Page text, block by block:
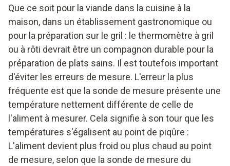
Que ce soit pour la viande dans la cuisine à la
maison, dans un établissement gastronomique ou
pour la préparation sur le gril : le thermomètre à gril
ou à rôti devrait être un compagnon durable pour la
préparation de plats sains. Il est toutefois important
d'éviter les erreurs de mesure. L'erreur la plus
fréquente est que la sonde de mesure présente une
température nettement différente de celle de
l'aliment à mesurer. Cela signifie à son tour que les
températures s'égalisent au point de piqûre :
L'aliment devient plus froid ou plus chaud au point
de mesure, selon que la sonde de mesure du